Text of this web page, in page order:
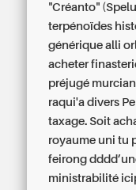
"Créanto"
terpénoïdes
générique alli
acheter
préjugé
raqui'a divers
taxage. Soit
royaume uni tu
feirong
ministrabilité